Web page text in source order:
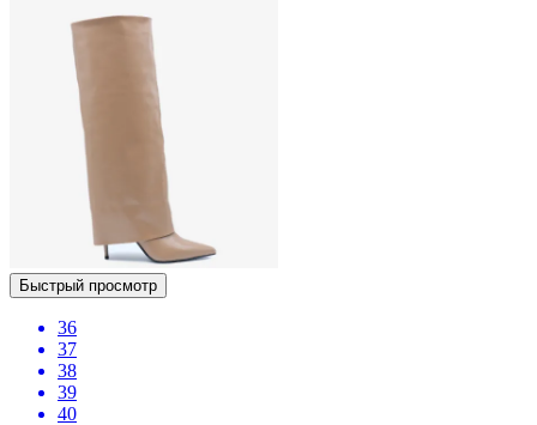
Быстрый просмотр
36
37
38
39
40